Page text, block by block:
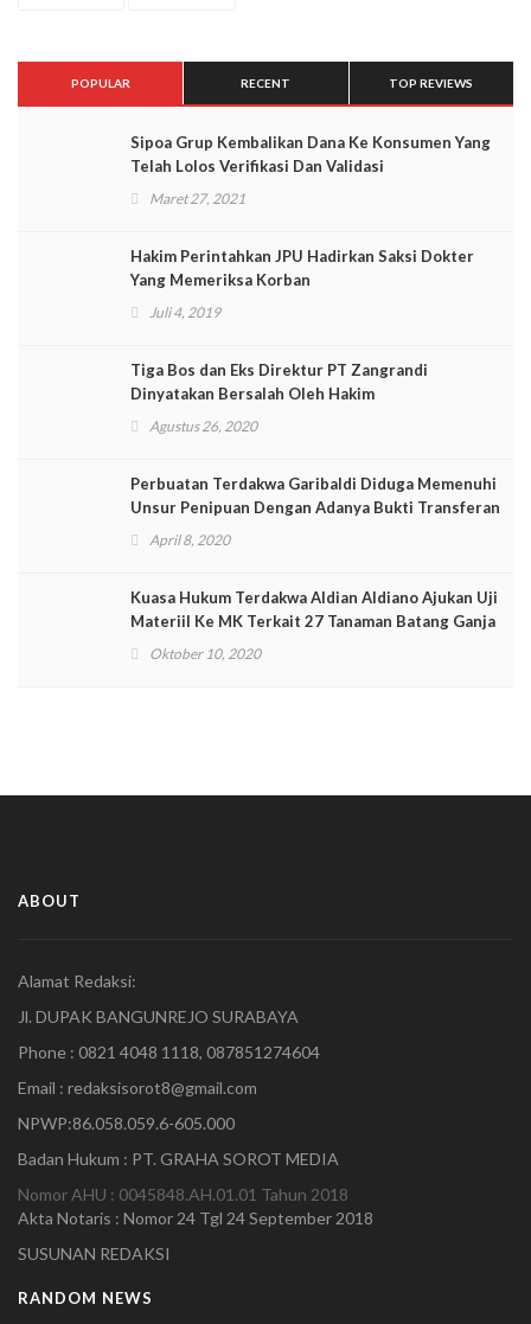
POPULAR RECENT TOP REVIEWS
Sipoa Grup Kembalikan Dana Ke Konsumen Yang
Telah Lolos Verifikasi Dan Validasi
Maret 27, 2021
Hakim Perintahkan JPU Hadirkan Saksi Dokter
Yang Memeriksa Korban
Juli 4, 2019
Tiga Bos dan Eks Direktur PT Zangrandi
Dinyatakan Bersalah Oleh Hakim
Agustus 26, 2020
Perbuatan Terdakwa Garibaldi Diduga Memenuhi
Unsur Penipuan Dengan Adanya Bukti Transferan
April 8, 2020
Kuasa Hukum Terdakwa Aldian Aldiano Ajukan Uji
Materiil Ke MK Terkait 27 Tanaman Batang Ganja
Oktober 10, 2020
ABOUT
Alamat Redaksi:
Jl. DUPAK BANGUNREJO SURABAYA
Phone : 0821 4048 1118, 087851274604
Email : redaksisorot8@gmail.com
NPWP:86.058.059.6-605.000
Badan Hukum : PT. GRAHA SOROT MEDIA
Nomor AHU : 0045848.AH.01.01 Tahun 2018
Akta Notaris : Nomor 24 Tgl 24 September 2018
SUSUNAN REDAKSI
RANDOM NEWS